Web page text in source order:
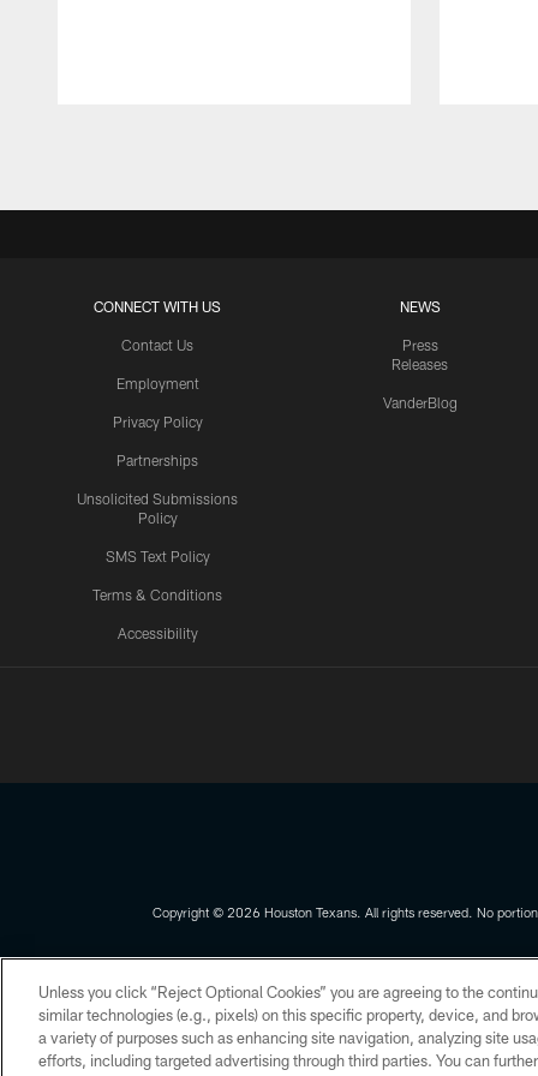
CONNECT WITH US
Contact Us
Employment
Privacy Policy
Partnerships
Unsolicited Submissions
Policy
SMS Text Policy
Terms & Conditions
Accessibility
NEWS
Press
Releases
VanderBlog
Copyright © 2026 Houston Texans. All rights reserved. No
Unless you click “Reject Optional Cookies” you are agreeing to the
similar technologies (e.g., pixels) on this specific property, device, and
a variety of purposes such as enhancing site navigation, analyzing site
efforts, including targeted advertising through third parties. You can